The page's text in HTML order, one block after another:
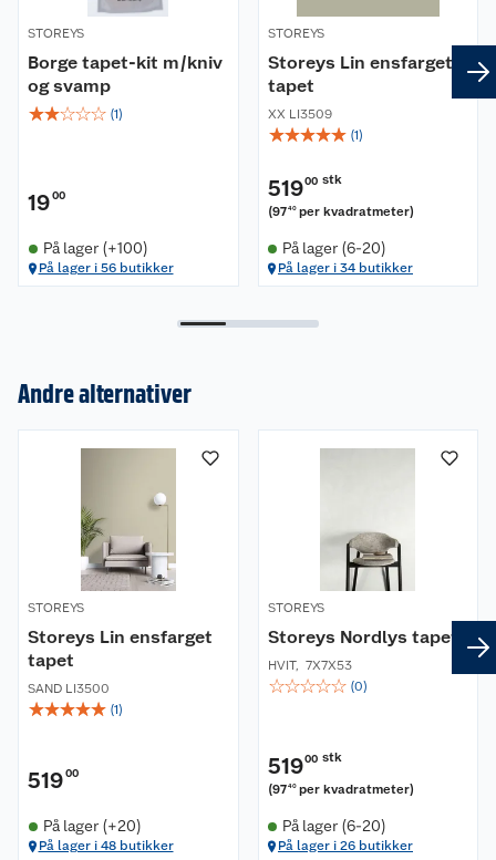
STOREYS
Borge tapet-kit m/kniv
og svamp
☆☆☆☆☆ (1)
1900
På lager (+100)
På lager i 56 butikker
STOREYS
Storeys Lin ensfarget
tapet
XX LI3509
☆☆☆☆☆ (1)
51900 stk
(97 40 per kvadratmeter)
På lager (6-20)
På lager i 34 butikker
Andre alternativer
STOREYS
Storeys Lin ensfarget
tapet
SAND LI3500
☆☆☆☆☆ (1)
51900
På lager (+20)
På lager i 48 butikker
STOREYS
Storeys Nordlys tapet
HVIT, 7X7X53
☆☆☆☆☆ (0)
51900 stk
(97 40 per kvadratmeter)
På lager (6-20)
På lager i 26 butikker
Butikker
Kontakt oss
Retur- og angrerett
Reklamasjon
Om oss
Våre merkevarer
Våre kjeder
Kjøpsvilkår
Personvern
Lavprisløfte
Hageinspirasjon
Oppussing med utemaling